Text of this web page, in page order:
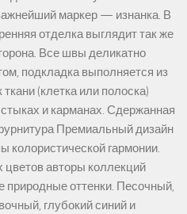
маркер — изнанка. В
отделка выглядит так же
Все швы деликатно
подкладка выполняется из
(клетка или полоска)
и карманах. Сдержанная
Премиальный дизайн
колористической гармонии.
авторы коллекций
оттенки. Песочный,
глубокий синий и